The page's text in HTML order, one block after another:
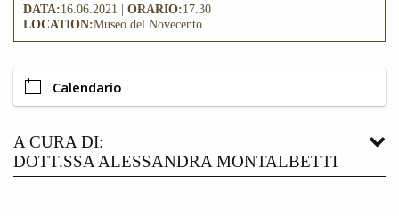
DATA:16.06.2021 | ORARIO:17.30
LOCATION:Museo del Novecento
Calendario
A CURA DI:
DOTT.SSA ALESSANDRA MONTALBETTI